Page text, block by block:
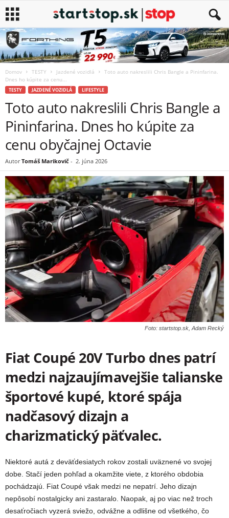
Domov TESTY Jazdené vozidlá
Toto auto nakreslili Chris Bangle a Pininfarina.
Dnes ho kúpite za cenu...
TESTY JAZDENÉ VOZIDLÁ LIFESTYLE
Toto auto nakreslili Chris Bangle a
Pininfarina. Dnes ho kúpite za
cenu obyčajnej Octavie
Autor Tomáš Marikovič - 2. júna 2026
Foto: startstop.sk, Adam Recký
Fiat Coupé 20V Turbo dnes patrí
medzi najzaujímavejšie talianske
športové kupé, ktoré spája
nadčasový dizajn a
charizmatický päťvalec.
Niektoré autá z deväťdesiatych rokov zostali uväznené vo svojej
dobe. Stačí jeden pohľad a okamžite viete, z ktorého obdobia
pochádzajú. Fiat Coupé však medzi ne nepatrí. Jeho dizajn
nepôsobí nostalgicky ani zastaralo. Naopak, aj po viac než troch
desaťročiach vyzerá sviežo, odvážne a odlišne od všetkého, čo